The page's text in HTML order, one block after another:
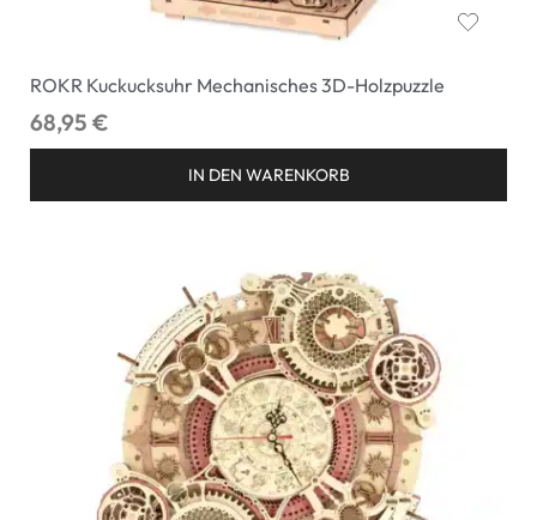
ROKR Kuckucksuhr Mechanisches 3D-Holzpuzzle
68,95 €
IN DEN WARENKORB